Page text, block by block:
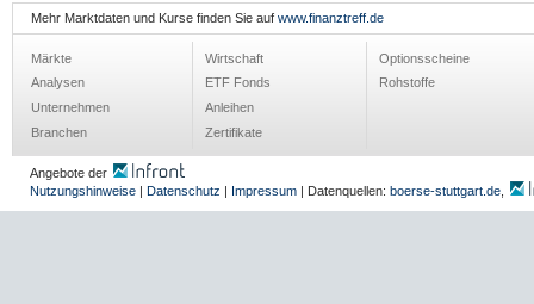
Mehr Marktdaten und Kurse finden Sie auf www.finanztreff.de
Märkte
Analysen
Unternehmen
Branchen
Wirtschaft
ETF Fonds
Anleihen
Zertifikate
Optionsscheine
Rohstoffe
Angebote der
Nutzungshinweise
Datenschutz Impressum | Datenquellen: boerse-stuttgart.de,